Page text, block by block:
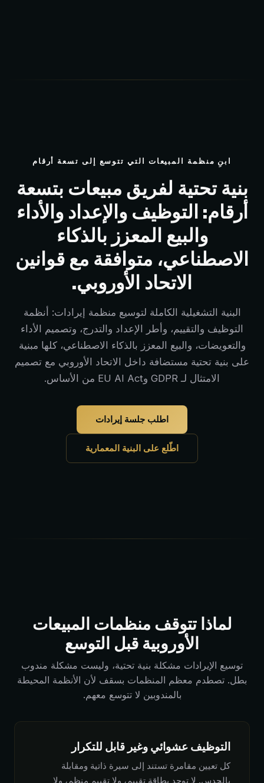
ابنِ منظمة المبيعات التي تتوسع إلى تسعة أرقام
بنية تحتية لفريق مبيعات بتسعة
أرقام: التوظيف والإعداد والأداء
والبيع المعزز بالذكاء
الاصطناعي، متوافقة مع قوانين
الاتحاد الأوروبي.
البنية التشغيلية الكاملة لتوسيع منظمة إيرادات: أنظمة
التوظيف والتقييم، وأطر الإعداد والتدرج، وتصميم الأداء
والتعويضات، والبيع المعزز بالذكاء الاصطناعي، كلها مبنية
على بنية تحتية مستضافة داخل الاتحاد الأوروبي مع تصميم
الامتثال لـ GDPR وEU AI Act من الأساس.
اطلب جلسة إيرادات
اطّلع على البنية المعمارية
لماذا تتوقف منظمات المبيعات
الأوروبية قبل التوسع
توسيع الإيرادات مشكلة بنية تحتية، وليست مشكلة مندوب
بطل. تصطدم معظم المنظمات بسقف لأن الأنظمة المحيطة
بالمندوبين لا تتوسع معهم.
التوظيف عشوائي وغير قابل للتكرار
كل تعيين مقامرة تستند إلى سيرة ذاتية ومقابلة
بالحدس. لا توجد بطاقة تقييم، ولا تقييم منظم، ولا